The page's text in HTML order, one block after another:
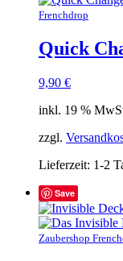
Frenchdrop
Quick
9,90 €
inkl. 19 %
zzgl.
Lieferzeit: 1-2
Save
Zaubershop